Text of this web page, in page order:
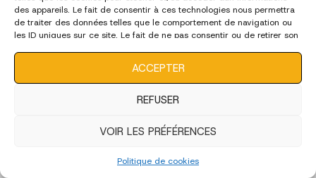
des appareils. Le fait de consentir à ces technologies nous permettra
de traiter des données telles que le comportement de navigation ou
les ID uniques sur ce site. Le fait de ne pas consentir ou de retirer son
ACCEPTER
REFUSER
VOIR LES PRÉFÉRENCES
Politique de cookies